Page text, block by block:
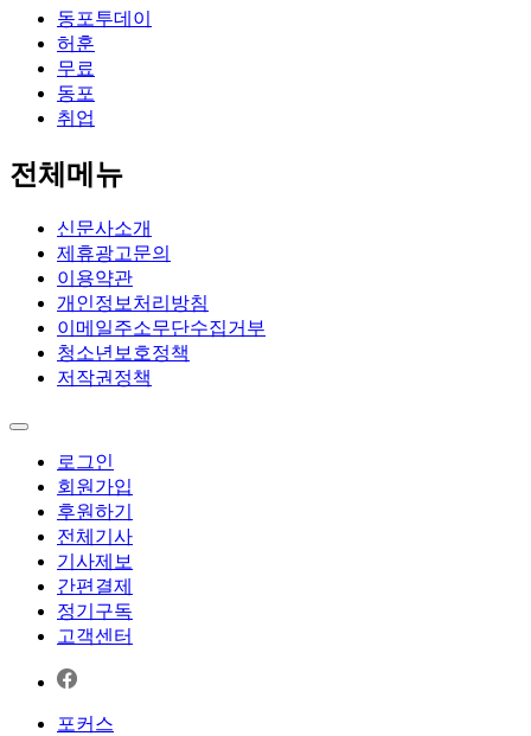
동포투데이
허훈
무료
동포
취업
전체메뉴
신문사소개
제휴광고문의
이용약관
개인정보처리방침
이메일주소무단수집거부
청소년보호정책
저작권정책
로그인
회원가입
후원하기
전체기사
기사제보
간편결제
정기구독
고객센터
포커스